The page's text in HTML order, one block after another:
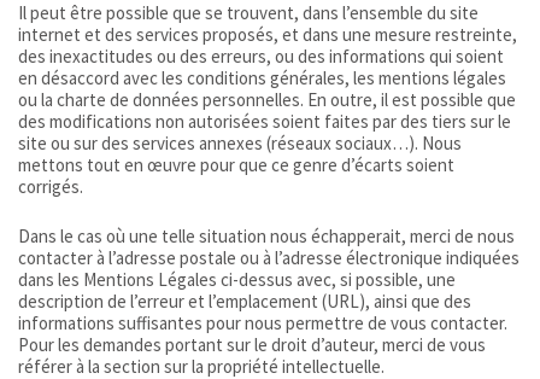
Il peut être possible que se trouvent, dans l’ensemble du site
internet et des services proposés, et dans une mesure restreinte,
des inexactitudes ou des erreurs, ou des informations qui soient
en désaccord avec les conditions générales, les mentions légales
ou la charte de données personnelles. En outre, il est possible que
des modifications non autorisées soient faites par des tiers sur le
site ou sur des services annexes (réseaux sociaux…). Nous
mettons tout en œuvre pour que ce genre d’écarts soient
corrigés.
Dans le cas où une telle situation nous échapperait, merci de nous
contacter à l’adresse postale ou à l’adresse électronique indiquées
dans les Mentions Légales ci-dessus avec, si possible, une
description de l’erreur et l’emplacement (URL), ainsi que des
informations suffisantes pour nous permettre de vous contacter.
Pour les demandes portant sur le droit d’auteur, merci de vous
référer à la section sur la propriété intellectuelle.